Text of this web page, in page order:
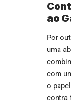
ao
Por
uma
com
o
contra